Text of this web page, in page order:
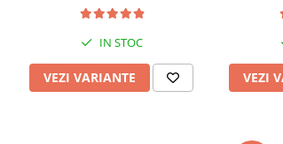
11 inchi
IN STOC
VEZI VARIANTE VEZI